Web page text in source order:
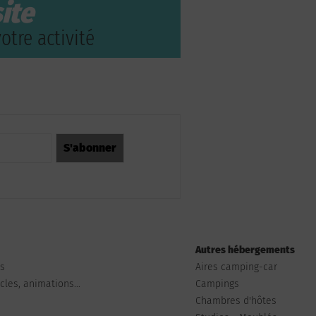
activité
animations...
Autres hébergements
Aires camping-car
Campings
Chambres d'hôtes